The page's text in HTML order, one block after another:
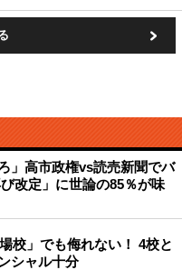
」高市政権vs読売新聞でバ
改定」に世論の85％が味
校」でも侮れない！ 4校と
シャル十分